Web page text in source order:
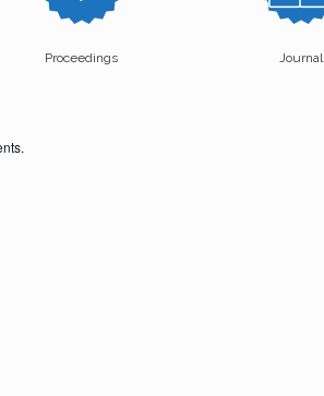
Proceedings Journal